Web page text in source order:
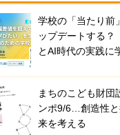
学校の「当たり前
ップデートする
とAI時代の実践に
まちのこども財団
ンポ9/6…創造性
来を考える